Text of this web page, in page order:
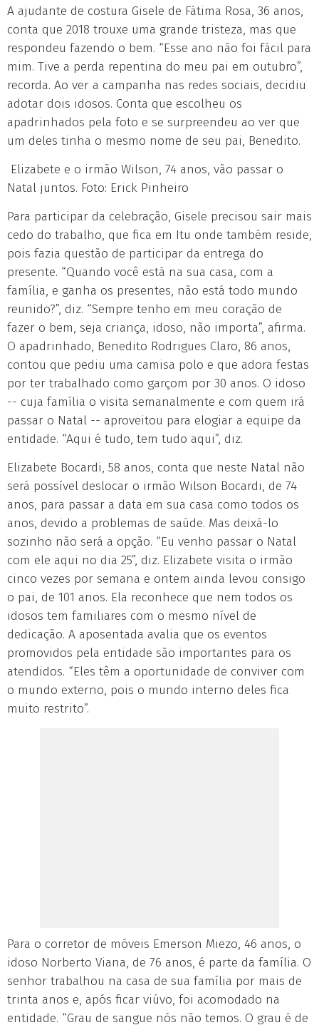
A ajudante de costura Gisele de Fátima Rosa, 36 anos,
conta que 2018 trouxe uma grande tristeza, mas que
respondeu fazendo o bem. “Esse ano não foi fácil para
mim. Tive a perda repentina do meu pai em outubro”,
recorda. Ao ver a campanha nas redes sociais, decidiu
adotar dois idosos. Conta que escolheu os
apadrinhados pela foto e se surpreendeu ao ver que
um deles tinha o mesmo nome de seu pai, Benedito.
Elizabete e o irmão Wilson, 74 anos, vão passar o
Natal juntos. Foto: Erick Pinheiro
Para participar da celebração, Gisele precisou sair mais
cedo do trabalho, que fica em Itu onde também reside,
pois fazia questão de participar da entrega do
presente. “Quando você está na sua casa, com a
família, e ganha os presentes, não está todo mundo
reunido?”, diz. “Sempre tenho em meu coração de
fazer o bem, seja criança, idoso, não importa”, afirma.
O apadrinhado, Benedito Rodrigues Claro, 86 anos,
contou que pediu uma camisa polo e que adora festas
por ter trabalhado como garçom por 30 anos. O idoso
-- cuja família o visita semanalmente e com quem irá
passar o Natal -- aproveitou para elogiar a equipe da
entidade. “Aqui é tudo, tem tudo aqui”, diz.
Elizabete Bocardi, 58 anos, conta que neste Natal não
será possível deslocar o irmão Wilson Bocardi, de 74
anos, para passar a data em sua casa como todos os
anos, devido a problemas de saúde. Mas deixá-lo
sozinho não será a opção. “Eu venho passar o Natal
com ele aqui no dia 25”, diz. Elizabete visita o irmão
cinco vezes por semana e ontem ainda levou consigo
o pai, de 101 anos. Ela reconhece que nem todos os
idosos tem familiares com o mesmo nível de
dedicação. A aposentada avalia que os eventos
promovidos pela entidade são importantes para os
atendidos. “Eles têm a oportunidade de conviver com
o mundo externo, pois o mundo interno deles fica
muito restrito”.
Para o corretor de móveis Emerson Miezo, 46 anos, o
idoso Norberto Viana, de 76 anos, é parte da família. O
senhor trabalhou na casa de sua família por mais de
trinta anos e, após ficar viúvo, foi acomodado na
entidade. “Grau de sangue nós não temos. O grau é de